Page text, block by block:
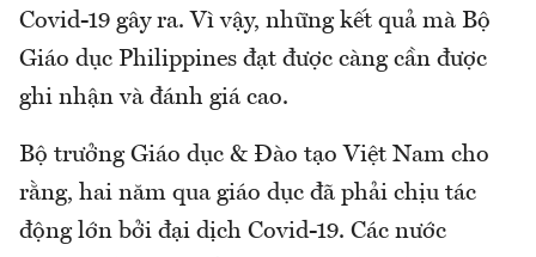
Covid-19 gây ra. Vì vậy, những kết quả mà Bộ
Giáo dục Philippines đạt được càng cần được
ghi nhận và đánh giá cao.
Bộ trưởng Giáo dục & Đào tạo Việt Nam cho
rằng, hai năm qua giáo dục đã phải chịu tác
động lớn bởi đại dịch Covid-19. Các nước